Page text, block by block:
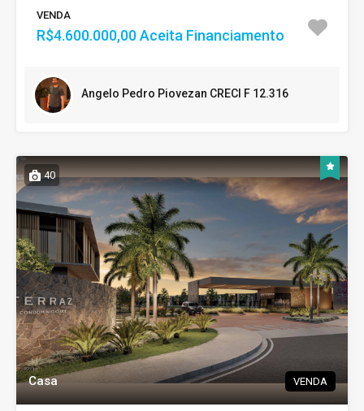
VENDA
R$4.600.000,00 Aceita Financiamento
Angelo Pedro Piovezan CRECI F 12.316
40
Casa VENDA